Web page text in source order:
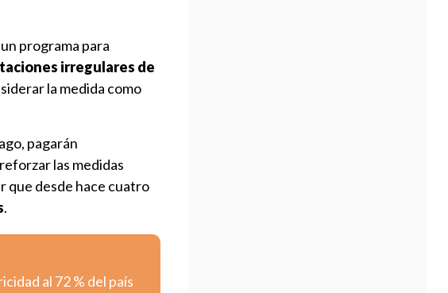
programa para
irregulares de
la medida como
pagarán
las medidas
que desde hace cuatro
.
al 72 % del país